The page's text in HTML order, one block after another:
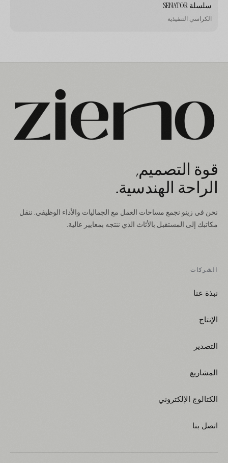
سلسلة SENATOR
الكراسي التنفيذية
قوة التصميم,
الراحة الهندسية.
نحن في زينو نجمع مساحات العمل مع الجماليات والأداء الوظيفي. ننقل
مكاتبك إلى المستقبل بالأثاث الذي ننتجه بمعايير عالية.
الشركات
نبذة عنا
الإنتاج
التصدير
المشاريع
الكتالوج الإلكتروني
اتصل بنا